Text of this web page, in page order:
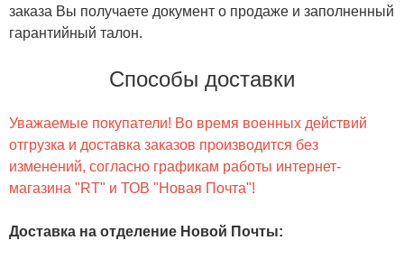
заказа Вы получаете документ о продаже и заполненный
гарантийный талон.
Способы доставки
Уважаемые покупатели! Во время военных действий
отгрузка и доставка заказов производится без
изменений, согласно графикам работы интернет-
магазина "RT" и ТОВ "Новая Почта"!
Доставка на отделение Новой Почты: